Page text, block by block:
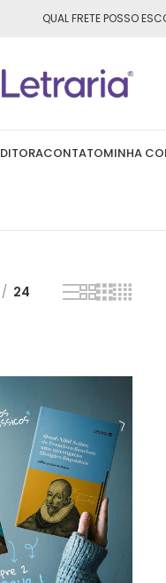
para todo o Brasil
QUAL FRETE POSSO
CONTATOMINHA
24